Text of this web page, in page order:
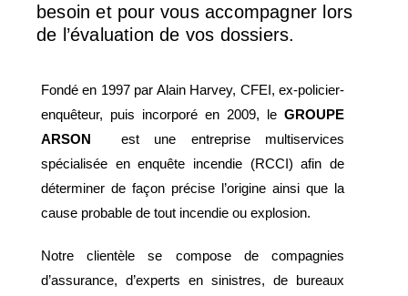
besoin et pour vous accompagner lors
de l’évaluation de vos dossiers.
Fondé en 1997 par Alain Harvey, CFEI, ex-policier-
enquêteur, puis incorporé en 2009, le GROUPE
ARSON est une entreprise multiservices
spécialisée en enquête incendie (RCCI) afin de
déterminer de façon précise l’origine ainsi que la
cause probable de tout incendie ou explosion.
Notre clientèle se compose de compagnies
d’assurance, d’experts en sinistres, de bureaux